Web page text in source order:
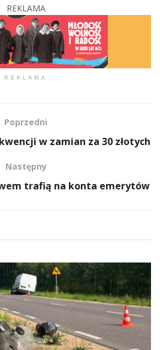
REKLAMA
REKLAMA
Poprzedni
w zamian za 30 złotych
Następny
trafią na konta emerytów